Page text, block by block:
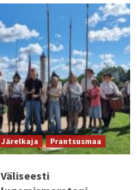
Järelkaja Prantsusmaa
Väliseesti